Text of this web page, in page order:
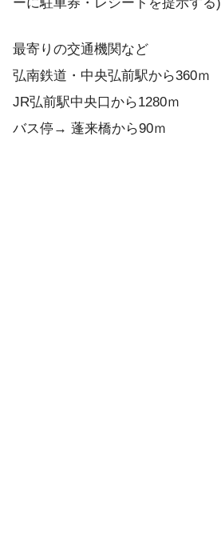
最寄りの交通機関など
弘南鉄道・中央弘前駅から360ｍ
JR弘前駅中央口から1280ｍ
バス停→ 蓬来橋から90ｍ